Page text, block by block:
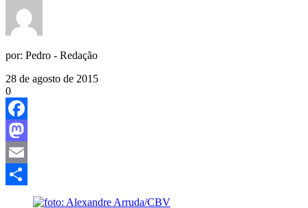
por: Pedro - Redação
28 de agosto de 2015
0
Facebook
Mastodon
Email